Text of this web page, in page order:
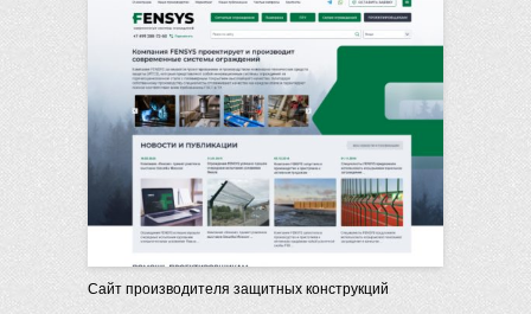
Сайт производителя защитных конструкций